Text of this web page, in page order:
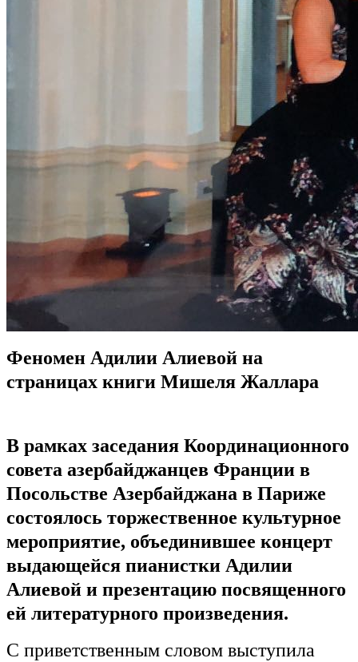
Феномен Адилии Алиевой на
страницах книги Мишеля Жаллара
В рамках заседания Координационного
совета азербайджанцев Франции в
Посольстве Азербайджана в Париже
состоялось торжественное культурное
мероприятие, объединившее концерт
выдающейся пианистки Адилии
Алиевой и презентацию посвященного
ей литературного произведения.
С приветственным словом выступила